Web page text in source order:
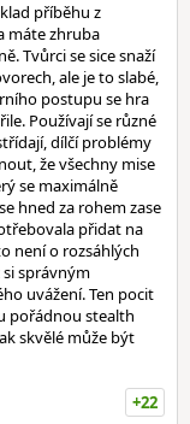
příběhu z
máte zhruba
Tvůrci se sice snaží
ale je to slabé,
postupu se hra
Používají se různé
dílčí problémy
že všechny mise
se maximálně
hned za rohem zase
přidat na
není o rozsáhlých
si správným
uvážení. Ten pocit
pořádnou stealth
skvělé může být
+22